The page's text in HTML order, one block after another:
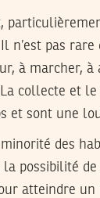
n’est pas rare
à marcher, à
collecte et le
et sont une
des
possibilité
atteindre